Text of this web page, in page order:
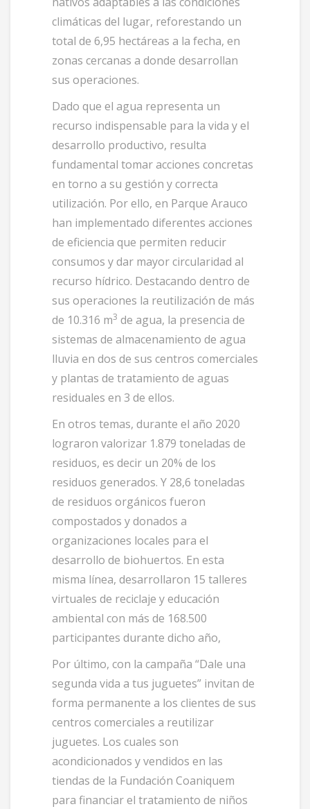
climáticas del lugar, reforestando un
total de 6,95 hectáreas a la fecha, en
zonas cercanas a donde desarrollan
sus operaciones.
Dado que el agua representa un
recurso indispensable para la vida y el
desarrollo productivo, resulta
fundamental tomar acciones concretas
en torno a su gestión y correcta
utilización. Por ello, en Parque Arauco
han implementado diferentes acciones
de eficiencia que permiten reducir
consumos y dar mayor circularidad al
recurso hídrico. Destacando dentro de
sus operaciones la reutilización de más
de 10.316 m3 de agua, la presencia de
sistemas de almacenamiento de agua
lluvia en dos de sus centros comerciales
y plantas de tratamiento de aguas
residuales en 3 de ellos.
En otros temas, durante el año 2020
lograron valorizar 1.879 toneladas de
residuos, es decir un 20% de los
residuos generados. Y 28,6 toneladas
de residuos orgánicos fueron
compostados y donados a
organizaciones locales para el
desarrollo de biohuertos. En esta
misma línea, desarrollaron 15 talleres
virtuales de reciclaje y educación
ambiental con más de 168.500
participantes durante dicho año,
Por último, con la campaña “Dale una
segunda vida a tus juguetes” invitan de
forma permanente a los clientes de sus
centros comerciales a reutilizar
juguetes. Los cuales son
acondicionados y vendidos en las
tiendas de la Fundación Coaniquem
para financiar el tratamiento de niños